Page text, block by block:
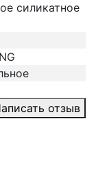
силикатное
отзыв